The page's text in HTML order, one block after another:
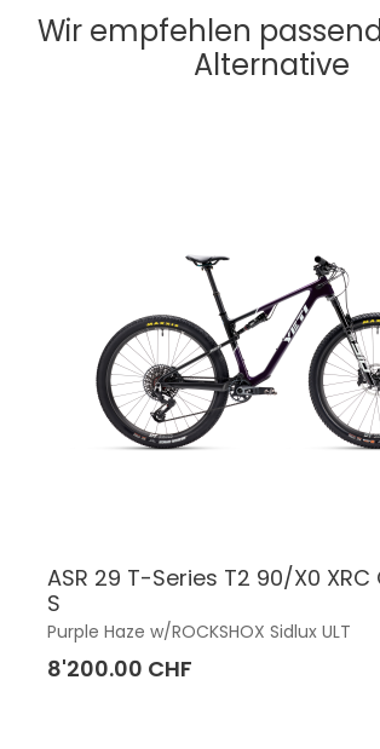
Wir empfehlen
Alternative
ASR 29 T-Series T2 90/X0
S
Purple Haze w/ROCKSHOX Sidlux ULT
8'200.00 CHF